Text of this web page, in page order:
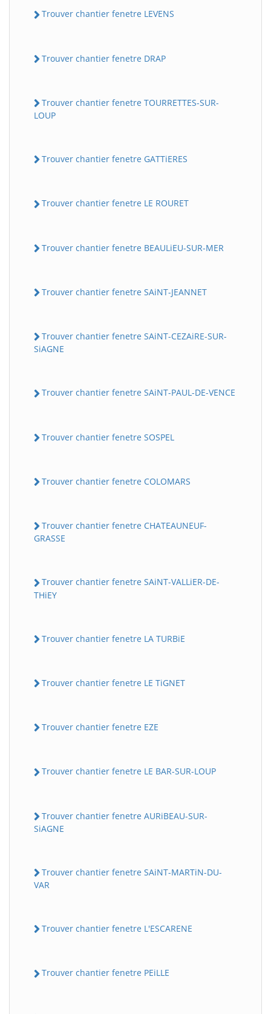
Trouver chantier fenetre LEVENS
Trouver chantier fenetre DRAP
Trouver chantier fenetre TOURRETTES-SUR-
LOUP
Trouver chantier fenetre GATTiERES
Trouver chantier fenetre LE ROURET
Trouver chantier fenetre BEAULiEU-SUR-MER
Trouver chantier fenetre SAiNT-JEANNET
Trouver chantier fenetre SAiNT-CEZAiRE-SUR-
SiAGNE
Trouver chantier fenetre SAiNT-PAUL-DE-VENCE
Trouver chantier fenetre SOSPEL
Trouver chantier fenetre COLOMARS
Trouver chantier fenetre CHATEAUNEUF-
GRASSE
Trouver chantier fenetre SAiNT-VALLiER-DE-
THiEY
Trouver chantier fenetre LA TURBiE
Trouver chantier fenetre LE TiGNET
Trouver chantier fenetre EZE
Trouver chantier fenetre LE BAR-SUR-LOUP
Trouver chantier fenetre AURiBEAU-SUR-
SiAGNE
Trouver chantier fenetre SAiNT-MARTiN-DU-
VAR
Trouver chantier fenetre L'ESCARENE
Trouver chantier fenetre PEiLLE